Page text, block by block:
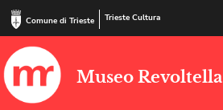
Comune di Trieste Trieste Cultura
Museo Revoltella